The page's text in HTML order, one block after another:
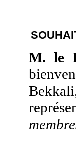
M. le